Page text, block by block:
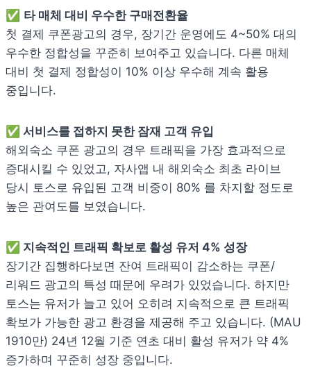
✅
첫 결제 쿠폰광고의 경우, 장기간 운영에도 4~50% 대의
우수한 정합성을 꾸준히 보여주고 있습니다. 다른 매체
대비 첫 결제 정합성이 10% 이상 우수해 계속 활용
중입니다.
해외숙소 쿠폰 광고의 경우 트래픽을 가장 효과적으로
증대시킬 수 있었고, 자사앱 내 해외숙소 최초 라이브
당시 토스로 유입된 고객 비중이 80% 를 차지할 정도로
높은 관여도를 보였습니다.
✅
장기간 집행하다보면 잔여 트래픽이 감소하는 쿠폰/
리워드 광고의 특성 때문에 우려가 있었습니다. 하지만
토스는 유저가 늘고 있어 오히려 지속적으로 큰 트래픽
확보가 가능한 광고 환경을 제공해 주고 있습니다. (MAU
1910만) 24년 12월 기준 연초 대비 활성 유저가 약 4%
증가하며 꾸준히 성장 중입니다.